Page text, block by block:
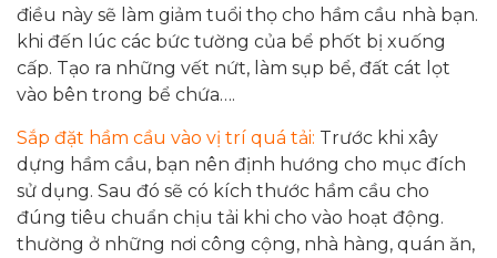
điều này sẽ làm giảm tuổi thọ cho hầm cầu nhà bạn.
khi đến lúc các bức tường của bể phốt bị xuống
cấp. Tạo ra những vết nứt, làm sụp bể, đất cát lọt
vào bên trong bể chứa….
Sắp đặt hầm cầu vào vị trí quá tải: Trước khi xây
dựng hầm cầu, bạn nên định hướng cho mục đích
sử dụng. Sau đó sẽ có kích thước hầm cầu cho
đúng tiêu chuẩn chịu tải khi cho vào hoạt động.
thường ở những nơi công cộng, nhà hàng, quán ăn,